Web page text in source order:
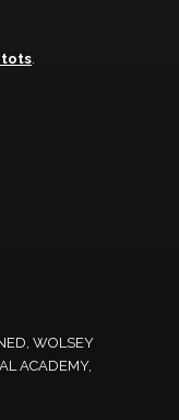
tots.
WOLSEY
ACADEMY,